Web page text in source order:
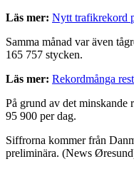
Läs mer: Nytt trafikrekord
Samma månad var även
165 757 stycken.
Läs mer: Rekordmånga
På grund av det minskande
95 900 per dag.
Siffrorna kommer från
preliminära. (News